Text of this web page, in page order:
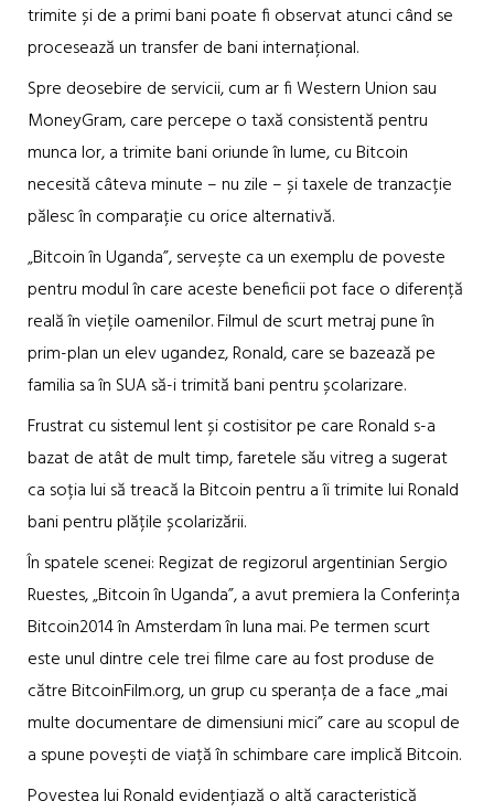
trimite și de a primi bani poate fi observat atunci când se
procesează un transfer de bani internațional.
Spre deosebire de servicii, cum ar fi Western Union sau
MoneyGram, care percepe o taxă consistentă pentru
munca lor, a trimite bani oriunde în lume, cu Bitcoin
necesită câteva minute – nu zile – și taxele de tranzacție
pălesc în comparație cu orice alternativă.
„Bitcoin în Uganda”, servește ca un exemplu de poveste
pentru modul în care aceste beneficii pot face o diferență
reală în viețile oamenilor. Filmul de scurt metraj pune în
prim-plan un elev ugandez, Ronald, care se bazează pe
familia sa în SUA să-i trimită bani pentru școlarizare.
Frustrat cu sistemul lent și costisitor pe care Ronald s-a
bazat de atât de mult timp, faretele său vitreg a sugerat
ca soția lui să treacă la Bitcoin pentru a îi trimite lui Ronald
bani pentru plățile școlarizării.
În spatele scenei: Regizat de regizorul argentinian Sergio
Ruestes, „Bitcoin în Uganda”, a avut premiera la Conferința
Bitcoin2014 în Amsterdam în luna mai. Pe termen scurt
este unul dintre cele trei filme care au fost produse de
către BitcoinFilm.org, un grup cu speranța de a face „mai
multe documentare de dimensiuni mici” care au scopul de
a spune povești de viață în schimbare care implică Bitcoin.
Povestea lui Ronald evidențiază o altă caracteristică